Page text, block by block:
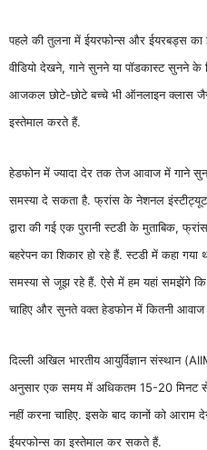
पहले की तुलना में ईयरफोन्स और ईयरबड्स का
वीडियो देखने, गाने सुनने या पॉडकास्ट सुनने
आजकल छोटे-छोटे बच्चे भी ऑनलाइन क्लास
इस्तेमाल करते हैं.
हेडफोन में ज्यादा देर तक तेज आवाज में गाने
समस्या दे सकता है. फ्रांस के नेशनल
द्वारा की गई एक पुरानी स्टडी के मुताबिक,
बहरेपन का शिकार हो रहे हैं. स्टडी में कहा
समस्या से जूझ रहे हैं. ऐसे में हम यहां समझेंगे कि
चाहिए और सुनते वक्त हेडफोन में कितनी
दिल्‍ली अखिल भारतीय आयुर्विज्ञान संस्‍थान
अनुसार एक समय में अधिकतम 15-20 मिनट से
नहीं करना चाहिए. इसके बाद कानों को आराम
ईयरफोन्स का इस्तेमाल कर सकते हैं.